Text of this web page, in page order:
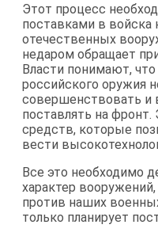
Этот процесс
поставками в войска
отечественных
недаром обращает
Власти понимают,
российского оружия
совершенствовать и
поставлять на фронт.
средств, которые
вести
Все это необходимо
характер
против наших
только планирует